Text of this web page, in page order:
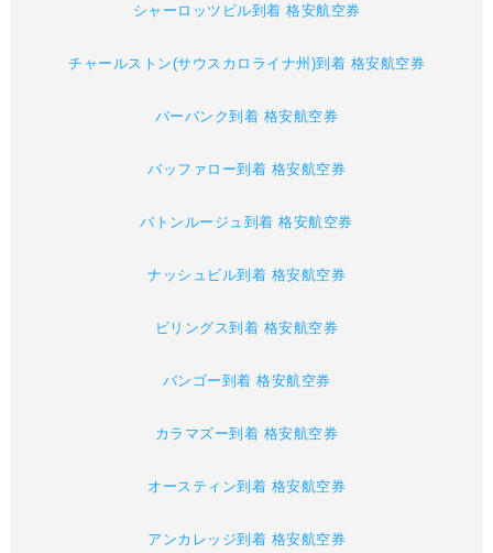
シャーロッツビル到着 格安航空券
チャールストン(サウスカロライナ州)到着 格安航空券
バーバンク到着 格安航空券
バッファロー到着 格安航空券
バトンルージュ到着 格安航空券
ナッシュビル到着 格安航空券
ビリングス到着 格安航空券
バンゴー到着 格安航空券
カラマズー到着 格安航空券
オースティン到着 格安航空券
アンカレッジ到着 格安航空券